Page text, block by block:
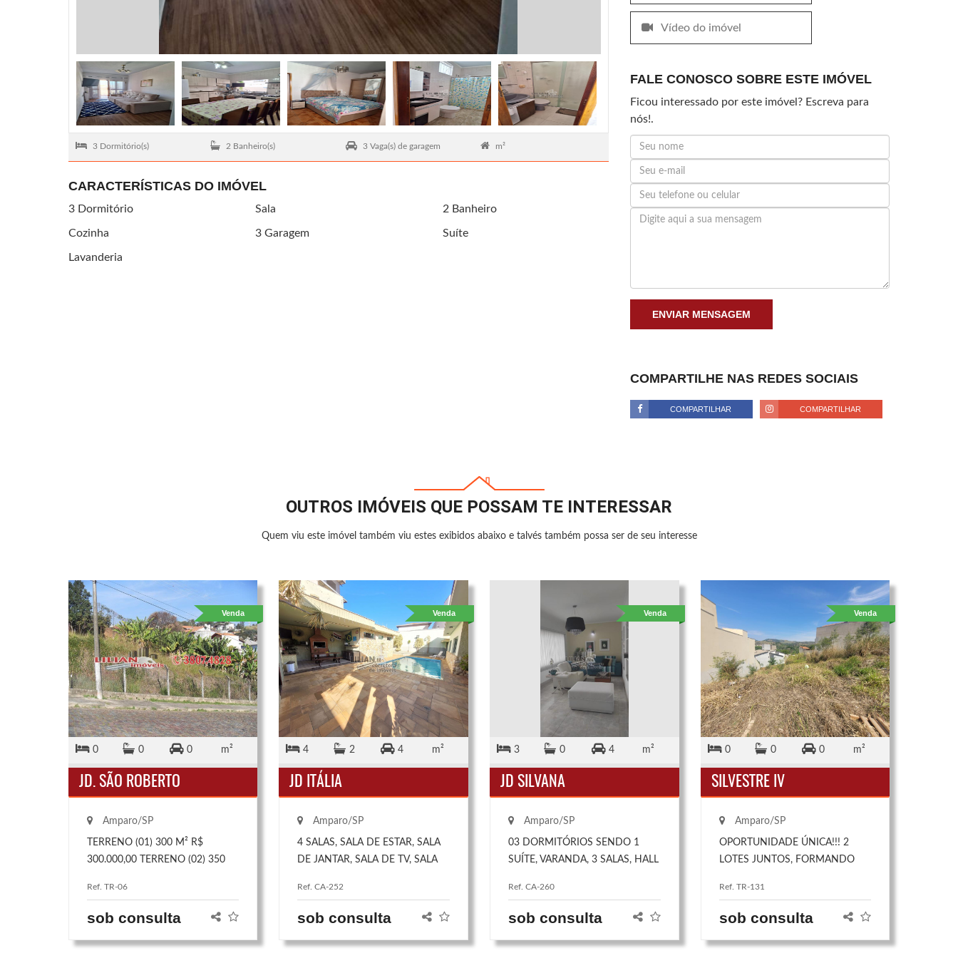
3 Dormitório(s) 2 Banheiro(s) 3 Vaga(s) de garagem m²
CARACTERÍSTICAS DO IMÓVEL
3 Dormitório Sala 2 Banheiro
Cozinha 3 Garagem Suíte
Lavanderia
Vídeo do imóvel
FALE CONOSCO SOBRE ESTE IMÓVEL
Ficou interessado por este imóvel? Escreva para
nós!.
ENVIAR MENSAGEM
COMPARTILHE NAS REDES SOCIAIS
COMPARTILHAR COMPARTILHAR
OUTROS IMÓVEIS QUE POSSAM TE INTERESSAR
Quem viu este imóvel também viu estes exibidos abaixo e talvés também possa ser de seu interesse
Venda
0 0 0 m²
JD. SÃO ROBERTO
Amparo/SP
TERRENO (01) 300 M² R$
300.000,00 TERRENO (02) 350
Ref. TR-06
sob consulta
Venda
4 2 4 m²
JD ITÁLIA
Amparo/SP
4 SALAS, SALA DE ESTAR, SALA
DE JANTAR, SALA DE TV, SALA
ARMÁRIOS, COZINHA
BANHEIROS, LAVABO, QUINTAL,
Ref. CA-252
sob consulta
Venda
3 0 4 m²
JD SILVANA
Amparo/SP
03 DORMITÓRIOS SENDO 1
SUÍTE, VARANDA, 3 SALAS, HALL
P/4 CARROS, CHURRASQUEIRA
QUINTAL COM 50 M².
Ref. CA-260
sob consulta
Venda
0 0 0 m²
SILVESTRE IV
Amparo/SP
OPORTUNIDADE ÚNICA!!! 2
LOTES JUNTOS, FORMANDO
137,60M2 5M DE FRENTE E
apresentando um leve declive para
Ref. TR-131
sob consulta